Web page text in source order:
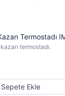
Termostadı
termostadı.
Sepete Ekle